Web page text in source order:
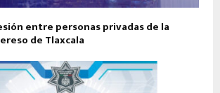
entre personas privadas de la
de Tlaxcala